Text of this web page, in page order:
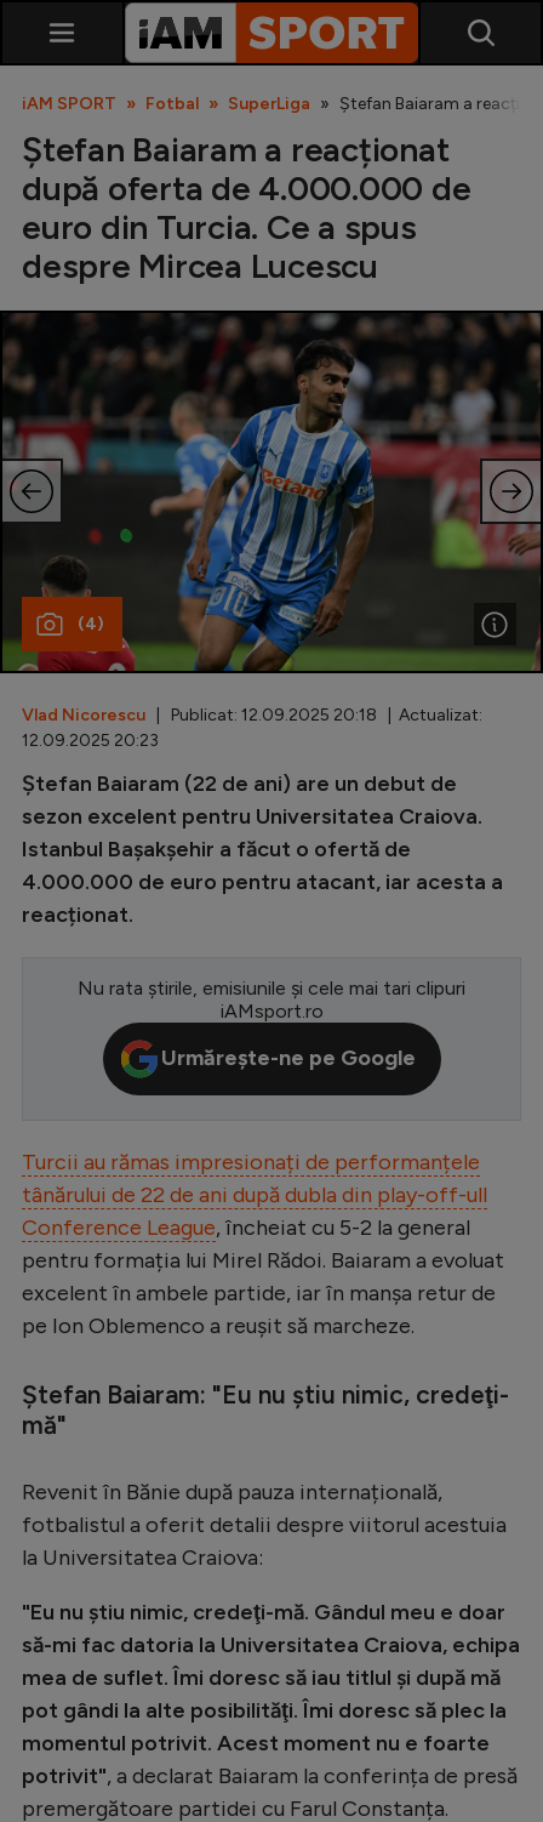
SuperLiga
Liga 2
Cupa României
Echipa Națională
U21
Fotbal feminin
Special
Diverse
Inedit
Clasamente
Champions League
Europa League
CM 2026
Premier League
LaLiga
Bundesliga
Ligue 1
Campionate
Starurile fotbalului
Stranieri
Tenis
Handbal
Natație
Formula 1
Gimnastică
Auto
iAM SPORT Fotbal SuperLiga Ștefan Baiaram a
Ștefan Baiaram a reacționat
după oferta de 4.000.000 de
euro din Turcia. Ce a spus
despre Mircea Lucescu
(4)
Vlad Nicorescu | Publicat: 12.09.2025 20:18 | Actualizat:
12.09.2025 20:23
Ștefan Baiaram (22 de ani) are un debut de
sezon excelent pentru Universitatea Craiova.
Istanbul Bașakșehir a făcut o ofertă de
4.000.000 de euro pentru atacant, iar acesta a
reacționat.
Nu rata știrile, emisiunile și cele mai tari clipuri
iAMsport.ro
Urmărește-ne pe Google
Turcii au rămas impresionați de performanțele
tânărului de 22 de ani după dubla din play-off-ull
Conference League, încheiat cu 5-2 la general
pentru formația lui Mirel Rădoi. Baiaram a evoluat
excelent în ambele partide, iar în manșa retur de
pe Ion Oblemenco a reușit să marcheze.
Ștefan Baiaram: "Eu nu ştiu nimic, credeţi-
mă"
Revenit în Bănie după pauza internațională,
fotbalistul a oferit detalii despre viitorul acestuia
la Universitatea Craiova:
"Eu nu ştiu nimic, credeţi-mă. Gândul meu e doar
să-mi fac datoria la Universitatea Craiova, echipa
mea de suflet. Îmi doresc să iau titlul şi după mă
pot gândi la alte posibilităţi. Îmi doresc să plec la
momentul potrivit. Acest moment nu e foarte
potrivit", a declarat Baiaram la conferința de presă
premergătoare partidei cu Farul Constanța.